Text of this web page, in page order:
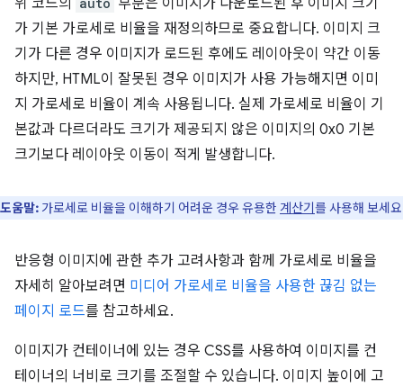
위 코드의 auto 부분은 이미지가 다운로드된 후 이미지 크기
가 기본 가로세로 비율을 재정의하므로 중요합니다. 이미지 크
기가 다른 경우 이미지가 로드된 후에도 레이아웃이 약간 이동
하지만, HTML이 잘못된 경우 이미지가 사용 가능해지면 이미
지 가로세로 비율이 계속 사용됩니다. 실제 가로세로 비율이 기
본값과 다르더라도 크기가 제공되지 않은 이미지의 0x0 기본
크기보다 레이아웃 이동이 적게 발생합니다.
도움말: 가로세로 비율을 이해하기 어려운 경우 유용한 계산기 를 사용해 보세
반응형 이미지에 관한 추가 고려사항과 함께 가로세로 비율을
자세히 알아보려면 미디어 가로세로 비율을 사용한 끊김 없는
페이지 로드를 참고하세요.
이미지가 컨테이너에 있는 경우 CSS를 사용하여 이미지를 컨
테이너의 너비로 크기를 조절할 수 있습니다. 이미지 높이에 고